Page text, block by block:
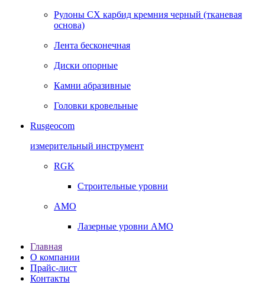
Рулоны CX карбид кремния черный (тканевая
основа)
Лента бесконечная
Диски опорные
Камни абразивные
Головки кровельные
Rusgeocom
измерительный инструмент
RGK
Строительные уровни
AMO
Лазерные уровни AMO
Главная
О компании
Прайс-лист
Контакты